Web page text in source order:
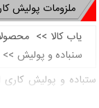
ملزومات پولیش
یاب کالا >>
سنباده و پولیش >>
ستباده و پولیش
میاید لوازم